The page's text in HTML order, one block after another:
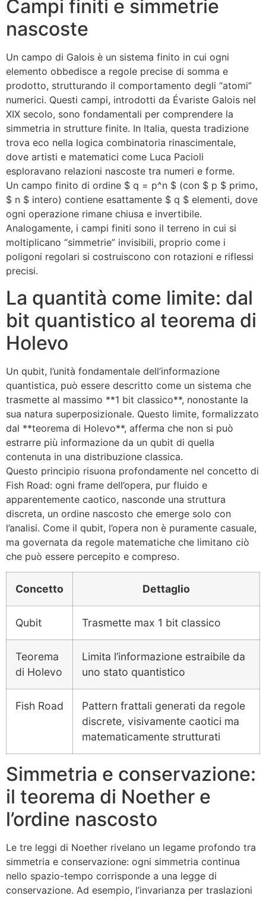
Campi finiti e simmetrie
nascoste
Un campo di Galois è un sistema finito in cui ogni
elemento obbedisce a regole precise di somma e
prodotto, strutturando il comportamento degli “atomi”
numerici. Questi campi, introdotti da Évariste Galois nel
XIX secolo, sono fondamentali per comprendere la
simmetria in strutture finite. In Italia, questa tradizione
trova eco nella logica combinatoria rinascimentale,
dove artisti e matematici come Luca Pacioli
esploravano relazioni nascoste tra numeri e forme.
Un campo finito di ordine $ q = p^n $ (con $ p $ primo,
$ n $ intero) contiene esattamente $ q $ elementi, dove
ogni operazione rimane chiusa e invertibile.
Analogamente, i campi finiti sono il terreno in cui si
moltiplicano “simmetrie” invisibili, proprio come i
poligoni regolari si costruiscono con rotazioni e riflessi
precisi.
La quantità come limite: dal
bit quantistico al teorema di
Holevo
Un qubit, l’unità fondamentale dell’informazione
quantistica, può essere descritto come un sistema che
trasmette al massimo **1 bit classico**, nonostante la
sua natura superposizionale. Questo limite, formalizzato
dal **teorema di Holevo**, afferma che non si può
estrarre più informazione da un qubit di quella
contenuta in una distribuzione classica.
Questo principio risuona profondamente nel concetto di
Fish Road: ogni frame dell’opera, pur fluido e
apparentemente caotico, nasconde una struttura
discreta, un ordine nascosto che emerge solo con
l’analisi. Come il qubit, l’opera non è puramente casuale,
ma governata da regole matematiche che limitano ciò
che può essere percepito e compreso.
Concetto Dettaglio
Qubit Trasmette max 1 bit classico
Teorema
di Holevo
Limita l’informazione estraibile da
uno stato quantistico
Fish Road
Pattern frattali generati da regole
discrete, visivamente caotici ma
matematicamente strutturati
Simmetria e conservazione:
il teorema di Noether e
l’ordine nascosto
Le tre leggi di Noether rivelano un legame profondo tra
simmetria e conservazione: ogni simmetria continua
nello spazio-tempo corrisponde a una legge di
conservazione. Ad esempio, l’invarianza per traslazioni